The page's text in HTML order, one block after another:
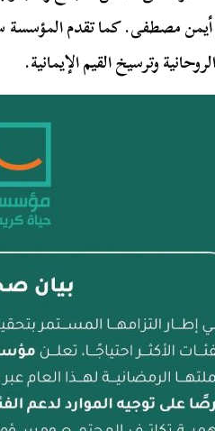
مصطفى. كما تقدم المؤسسة
وترسيخ القيم الإيمانية.